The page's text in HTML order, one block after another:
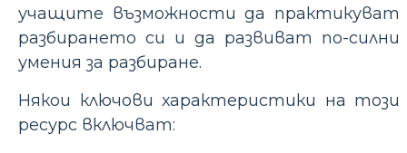
учащите възможности да практикуват
разбирането си и да развиват по-силни
умения за разбиране.
Някои ключови характеристики на този
ресурс включват: